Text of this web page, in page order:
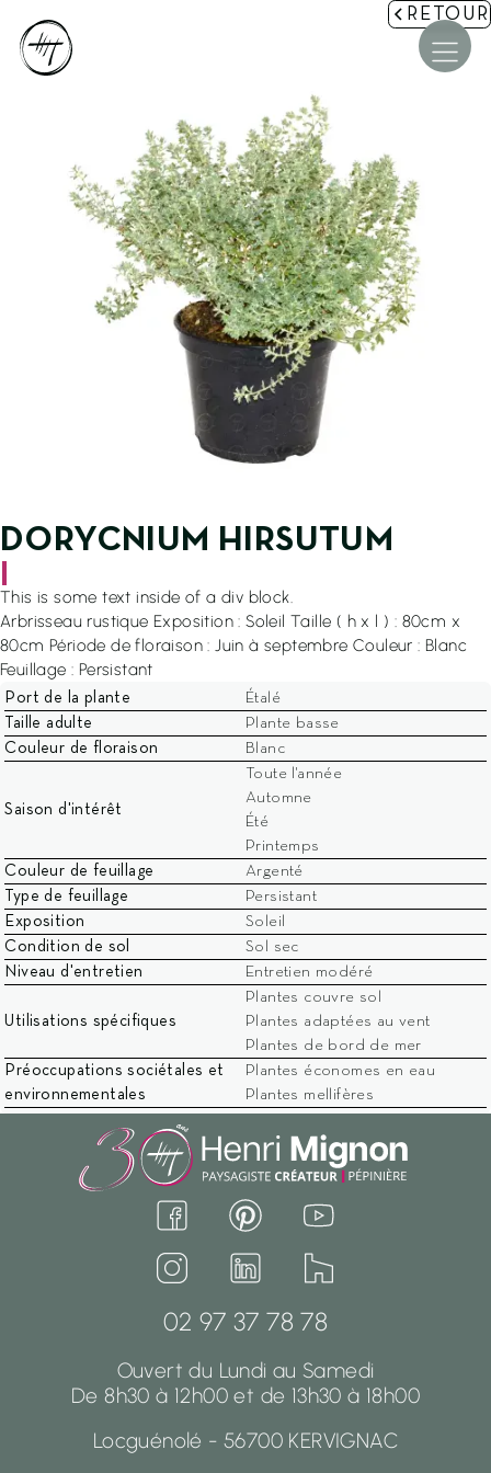
La maison Mignon
Accompagnement et Études
Aménagements paysagers
Pépinière et Équipements
Les étapes de votre projet
Conseils et Actus
Contact et Devis
COMMENT SE PROTÉGER DU VIS-À-VIS DANS SON
★★★★★
4.8/5 4.7/5
02 97 37 78 78
Ouvert du Lundi au Samedi
De 8h30 à 12h00 et de 13h30 à 18h00
Locguénolé - 56700 KERVIGNAC
Mentions légalesConfidentialitéCookies
© 2026 Henri Mignon - Réalisation David Mourré
RETOUR
DORYCNIUM HIRSUTUM
This is some text inside of a div block.
Arbrisseau rustique Exposition : Soleil Taille ( h x l ) : 80cm x
80cm Période de floraison : Juin à septembre Couleur : Blanc
Feuillage : Persistant
Port de la plante
Étalé
Taille adulte
Plante basse
Couleur de floraison
Blanc
Saison d'intérêt
Toute l'année
Automne
Été
Printemps
Couleur de feuillage
Argenté
Type de feuillage
Persistant
Exposition
Soleil
Condition de sol
Sol sec
Niveau d'entretien
Entretien modéré
Utilisations spécifiques
Plantes couvre sol
Plantes adaptées au vent
Plantes de bord de mer
Préoccupations sociétales et
environnementales
Plantes économes en eau
Plantes mellifères
02 97 37 78 78
Ouvert du Lundi au Samedi
De 8h30 à 12h00 et de 13h30 à 18h00
Locguénolé - 56700 KERVIGNAC